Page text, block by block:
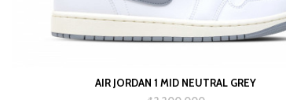
AIR JORDAN 1 MID NEUTRAL GREY